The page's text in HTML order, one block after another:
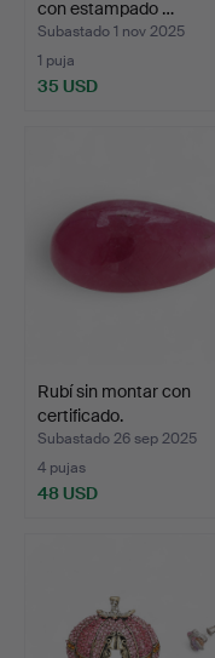
con estampado …
Subastado 1 nov 2025
1 puja
35 USD
Rubí sin montar con
certificado.
Subastado 26 sep 2025
4 pujas
48 USD